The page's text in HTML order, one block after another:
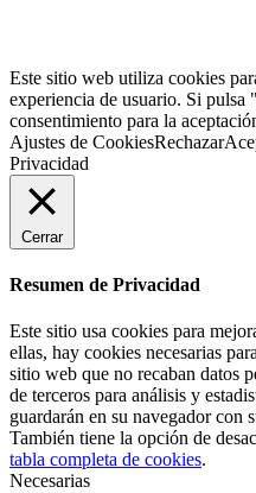
Este sitio web utiliza cookies
experiencia de usuario. Si pulsa
consentimiento para la
Ajustes de CookiesRechazar
Privacidad
Cerrar
Resumen de Privacidad
Este sitio usa cookies para
ellas, hay cookies necesarias
sitio web que no recaban datos
de terceros para análisis y
guardarán en su navegador con
También tiene la opción de
tabla completa de cookies.
Necesarias